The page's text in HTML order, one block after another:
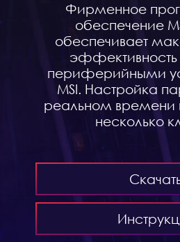
Фирменное
обеспечение
обеспечивает
периферийными
MSI. Настройка
реальном времени
несколько